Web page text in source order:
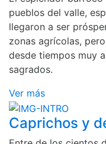
pueblos del valle,
llegaron a ser
zonas agrícolas,
desde tiempos muy
sagrados.
Ver más
Caprichos y